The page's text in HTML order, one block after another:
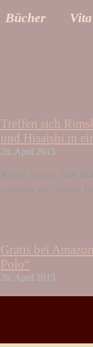
Bücher Vita
Treffen sich
und Hisaishi in
28. April 2015
Keine Sorge, hier
sondern nur meine
Gratis bei
Polo“
26. April 2015
Dazu noch einige